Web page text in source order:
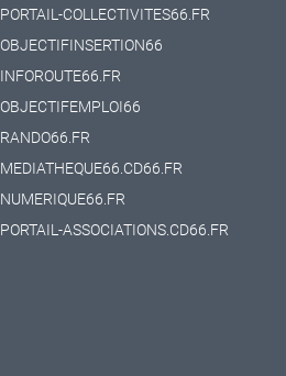
PORTAIL-COLLECTIVITES66.FR
OBJECTIFINSERTION66
INFOROUTE66.FR
OBJECTIFEMPLOI66
RANDO66.FR
MEDIATHEQUE66.CD66.FR
NUMERIQUE66.FR
PORTAIL-ASSOCIATIONS.CD66.FR